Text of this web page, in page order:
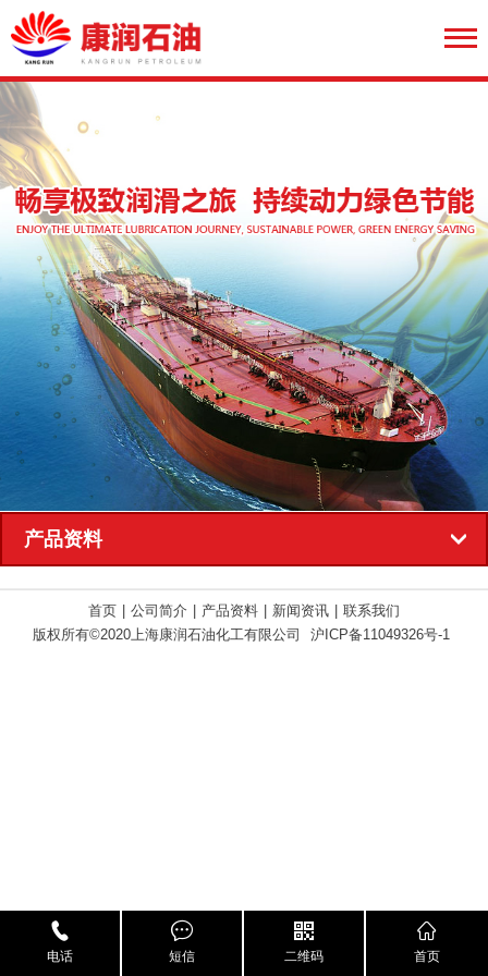
产品资料
首页 | 公司简介 | 产品资料 | 新闻资讯 | 联系我们
版权所有©2020上海康润石油化工有限公司
沪ICP备11049326号-1
电话 短信 二维码 首页